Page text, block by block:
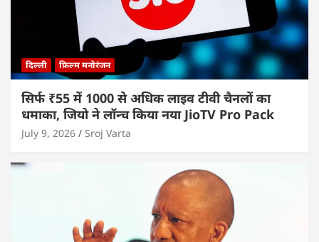
दिल्ली फ़िल्म मनोरंजन
सिर्फ ₹55 में 1000 से अधिक लाइव टीवी चैनलों का
धमाका, जियो ने लॉन्च किया नया JioTV Pro Pack
July 9, 2026 Sroj Varta